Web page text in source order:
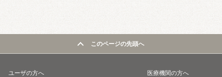
このページの先頭へ
ユーザの方へ 医療機関の方へ